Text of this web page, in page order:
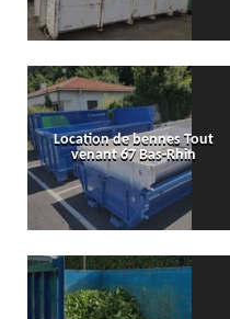
Location de bennes Tout
venant 67 Bas-Rhin